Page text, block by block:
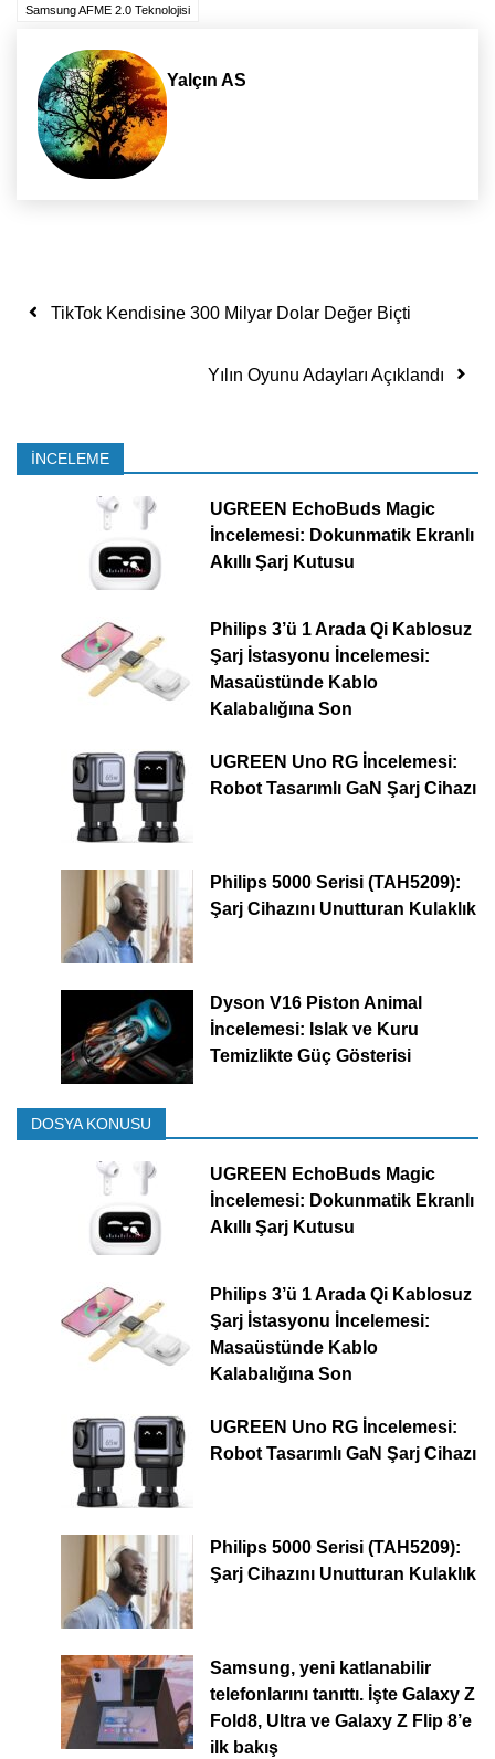
Samsung AFME 2.0 Teknolojisi
Yalçın AS
Yazı dolaşımı
TikTok Kendisine 300 Milyar Dolar Değer Biçti
Yılın Oyunu Adayları Açıklandı
İNCELEME
UGREEN EchoBuds Magic
İncelemesi: Dokunmatik Ekranlı
Akıllı Şarj Kutusu
Philips 3’ü 1 Arada Qi Kablosuz
Şarj İstasyonu İncelemesi:
Masaüstünde Kablo
Kalabalığına Son
UGREEN Uno RG İncelemesi:
Robot Tasarımlı GaN Şarj Cihazı
Philips 5000 Serisi (TAH5209):
Şarj Cihazını Unutturan Kulaklık
Dyson V16 Piston Animal
İncelemesi: Islak ve Kuru
Temizlikte Güç Gösterisi
DOSYA KONUSU
UGREEN EchoBuds Magic
İncelemesi: Dokunmatik Ekranlı
Akıllı Şarj Kutusu
Philips 3’ü 1 Arada Qi Kablosuz
Şarj İstasyonu İncelemesi:
Masaüstünde Kablo
Kalabalığına Son
UGREEN Uno RG İncelemesi:
Robot Tasarımlı GaN Şarj Cihazı
Philips 5000 Serisi (TAH5209):
Şarj Cihazını Unutturan Kulaklık
Samsung, yeni katlanabilir
telefonlarını tanıttı. İşte Galaxy Z
Fold8, Ultra ve Galaxy Z Flip 8’e
ilk bakış